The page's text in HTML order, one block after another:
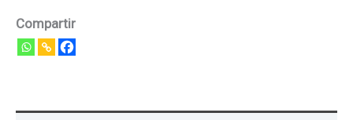
Compartir